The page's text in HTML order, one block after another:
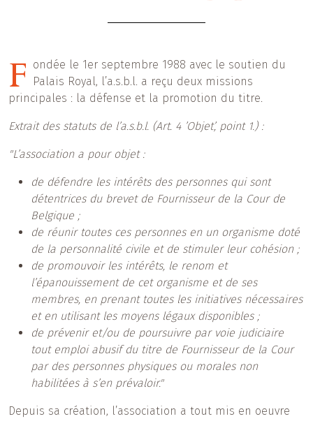
F ondée le 1er septembre 1988 avec le soutien du
Palais Royal, l’a.s.b.l. a reçu deux missions
principales : la défense et la promotion du titre.
Extrait des statuts de l’a.s.b.l. (Art. 4 ’Objet’, point 1.) :
"L’association a pour objet :
de défendre les intérêts des personnes qui sont
détentrices du brevet de Fournisseur de la Cour de
Belgique ;
de réunir toutes ces personnes en un organisme doté
de la personnalité civile et de stimuler leur cohésion ;
de promouvoir les intérêts, le renom et
l’épanouissement de cet organisme et de ses
membres, en prenant toutes les initiatives nécessaires
et en utilisant les moyens légaux disponibles ;
de prévenir et/ou de poursuivre par voie judiciaire
tout emploi abusif du titre de Fournisseur de la Cour
par des personnes physiques ou morales non
habilitées à s’en prévaloir."
Depuis sa création, l’association a tout mis en oeuvre